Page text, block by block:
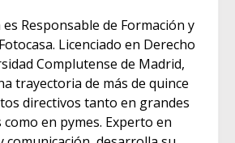
Responsable de Formación y
Licenciado en Derecho
Complutense de Madrid,
trayectoria de más de quince
directivos tanto en grandes
en pymes. Experto en